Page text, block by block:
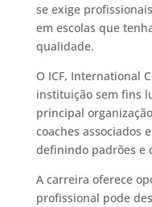
se exige
em escolas que
qualidade.
O ICF, International
instituição sem fins
principal
coaches associados
definindo padrões e
A carreira oferece
profissional pode